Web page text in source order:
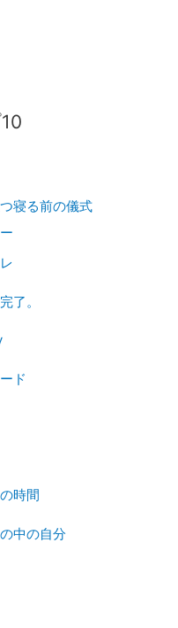
寝る前の儀式
了。
ド
時間
中の自分